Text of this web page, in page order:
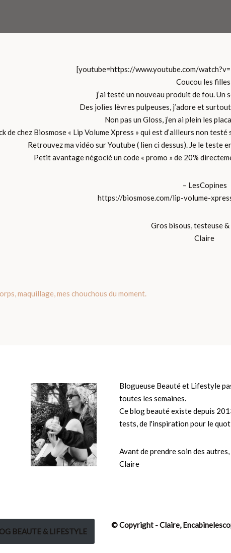
[youtube=https://www.youtube.com/
Coucou les
j’ai testé un nouveau produit de fou. Un
Des jolies lèvres pulpeuses, j’adore et
Non pas un Gloss, j’en ai plein les
de chez Biosmose « Lip Volume Xpress » qui est d’ailleurs non
Retrouvez ma vidéo sur Youtube ( lien ci dessus). Je le
Petit avantage négociéun code « promo » de 20%
– LesCopines
https://biosmose.com/lip-volume-
Gros bisous, testeuse
Claire
maquillage, mes chouchous du moment.
Blogueuse Beauté et Lifestyle
toutes les semaines.
Ce blog beauté existe depuis
tests, de l'inspiration pour le
Avant de prendre soin des
Claire
BEAUTE & LIFESTYLE
© Copyright - Claire,